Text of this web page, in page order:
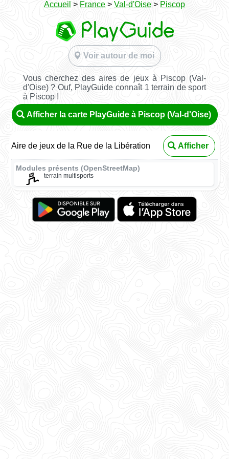
Accueil > France > Val-d'Oise > Piscop
Voir autour de moi
Vous cherchez des aires de jeux à Piscop (Val-
d'Oise) ? Ouf, PlayGuide connaît 1 terrain de sport
à Piscop !
Afficher la carte PlayGuide à Piscop (Val-d'Oise)
Aire de jeux de la Rue de la Libération Afficher
Modules présents (OpenStreetMap)
terrain multisports